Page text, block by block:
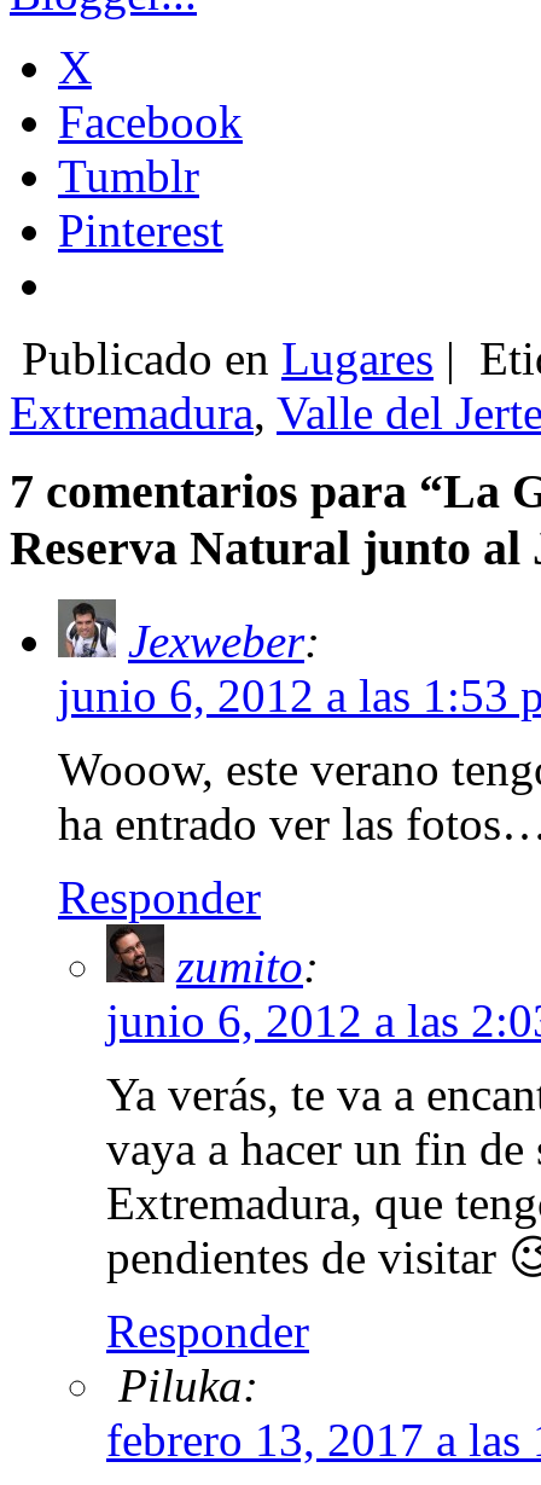
X
Facebook
Tumblr
Pinterest
Publicado en Lugares |
Extremadura, Valle del
7 comentarios para “La
Reserva Natural junto al
Jexweber:
junio 6, 2012 a las 1:53
Wooow, este verano
ha entrado ver las
Responder
zumito:
junio 6, 2012 a las
Ya verás, te va a
vaya a hacer un fin
Extremadura, que
pendientes de visitar
Responder
Piluka:
febrero 13, 2017 a las